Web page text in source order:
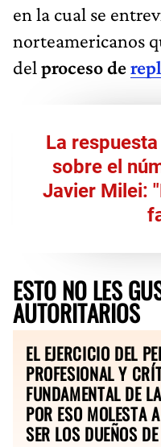
en la cual se
norteamericanos
del proceso de
La
sobre el
Javier Milei:
ESTO NO LES
AUTORITARIOS
EL EJERCICIO DEL
PROFESIONAL Y
FUNDAMENTAL DE
POR ESO MOLESTA
SER LOS DUEÑOS